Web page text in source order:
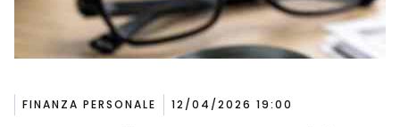
FINANZA PERSONALE 12/04/2026 19:00